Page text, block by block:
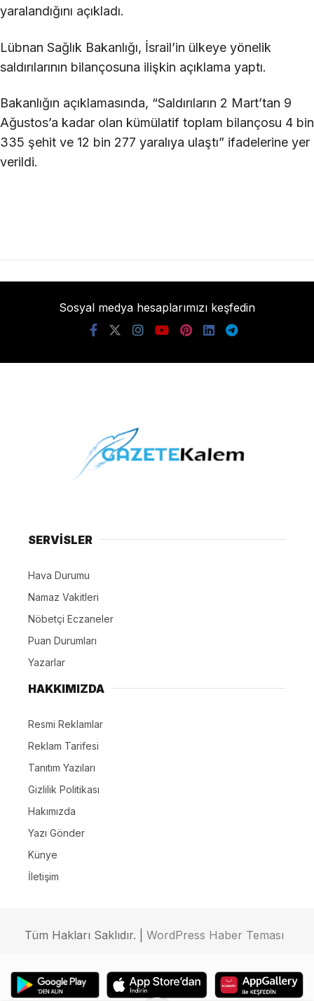
yaralandığını açıkladı.
Lübnan Sağlık Bakanlığı, İsrail’in ülkeye yönelik
saldırılarının bilançosuna ilişkin açıklama yaptı.
Bakanlığın açıklamasında, “Saldırıların 2 Mart’tan 9
Ağustos’a kadar olan kümülatif toplam bilançosu 4 bin
335 şehit ve 12 bin 277 yaralıya ulaştı” ifadelerine yer
verildi.
Sosyal medya hesaplarımızı keşfedin
SERVİSLER
Hava Durumu
Namaz Vakitleri
Nöbetçi Eczaneler
Puan Durumları
Yazarlar
HAKKIMIZDA
Resmi Reklamlar
Reklam Tarifesi
Tanıtım Yazıları
Gizlilik Politikası
Hakımızda
Yazı Gönder
Künye
İletişim
Tüm Hakları Saklıdır. | WordPress Haber Teması